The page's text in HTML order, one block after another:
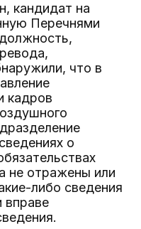
кандидат на
Перечнями
что в
кадров
о
не отражены или
либо сведения
вправе